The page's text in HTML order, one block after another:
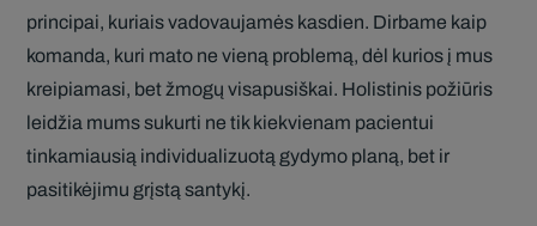
principai, kuriais vadovaujamės kasdien. Dirbame kaip
komanda, kuri mato ne vieną problemą, dėl kurios į mus
kreipiamasi, bet žmogų visapusiškai. Holistinis požiūris
leidžia mums sukurti ne tik kiekvienam pacientui
tinkamiausią individualizuotą gydymo planą, bet ir
pasitikėjimu grįstą santykį.